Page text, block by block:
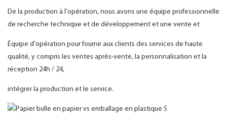
De la production à l'opération, nous avons une équipe professionnelle
de recherche technique et de développement et une vente et
Équipe d'opération pour fournir aux clients des services de haute
qualité, y compris les ventes après-vente, la personnalisation et la
réception 24h / 24,
intégrer la production et le service.